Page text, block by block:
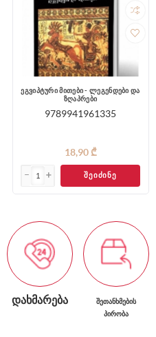
ეგვიპტური მითები - ლეგენდები და
ზღაპრები
9789941961335
18,90 ₾
ᲨᲔᲘᲫᲘᲜᲔ
ᲓᲐᲮᲛᲐᲠᲔᲑᲐ
ᲨᲔᲗᲐᲜᲮᲛᲔᲑᲘᲡ
ᲞᲘᲠᲝᲑᲐ